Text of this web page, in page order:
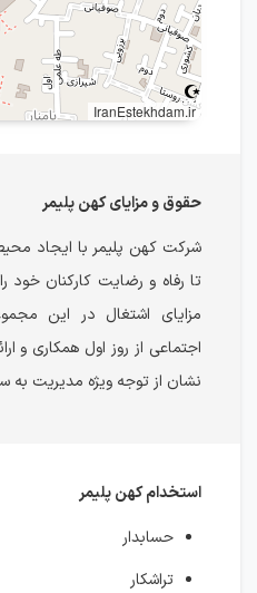
IranEstekhdam.ir
حقوق و مزایای کهن پلیمر
شرکت کهن پلیمر با ایجاد
تا رفاه و رضایت کارکنان خود
مزایای اشتغال در این
اجتماعی از روز اول همکاری و
نشان از توجه ویژه مدیریت به
استخدام کهن پلیمر
حسابدار
تراشکار